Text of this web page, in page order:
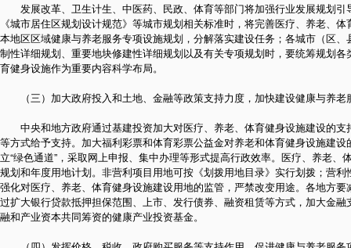
发展改革、卫生计生、中医药、民政、体育等部门将加强行业发展规划引
《城市居住区规划设计规范》等城市规划相关标准时，将完善医疗、养老、
本地区区域健康与养老服务专项设施规划，分解落实建设任务；各城市（区
制性详细规划、重要地块修建性详细规划以及有关专项规划时，要统筹规划
育健身设施作为重要内容科学布局。
（三）加大政府投入和土地、金融等政策支持力度，加快建设健康与养老
中央和地方政府通过基建投资加大对医疗、养老、体育健身设施建设的支
等方式给予支持。加大福利彩票和体育彩票公益金对养老和体育健身设施建
立“绿色通道”，采取网上申报、集中办理等形式提高行政效率。医疗、养老、
规划和年度用地计划。非营利项目用地可按《划拨用地目录》实行划拨；营
强化对医疗、养老、体育健身设施建设用地的监管，严禁改变用途。各地方
过扩大银行贷款抵押担保范围、上市、发行债券、融资租赁等方式，加大金
融和产业资本共同筹资的健康产业投资基金。